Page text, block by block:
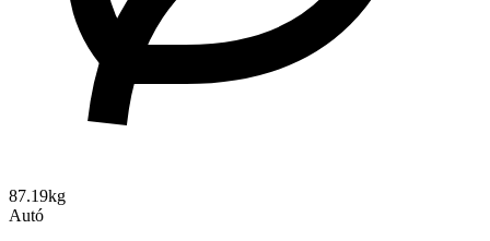
87.19kg
Autó